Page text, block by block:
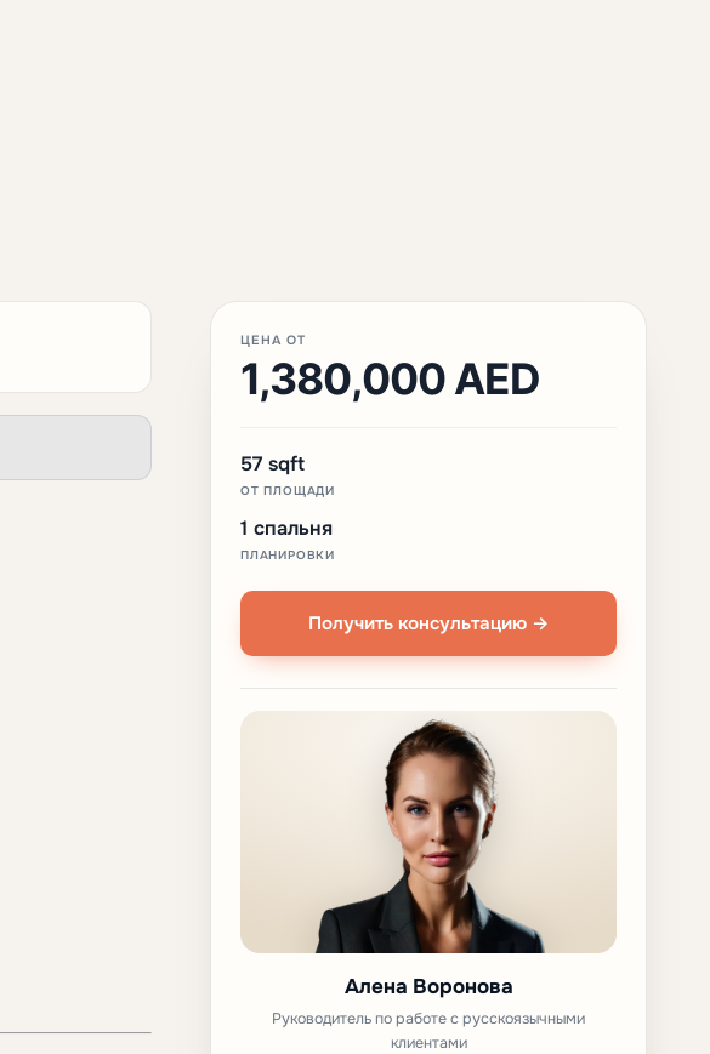
ЦЕНА ОТ
1,380,000 AED
57 sqft
ОТ ПЛОЩАДИ
1 спальня
ПЛАНИРОВКИ
Получить консультацию →
Алена Воронова
Руководитель по работе с русскоязычными
клиентами